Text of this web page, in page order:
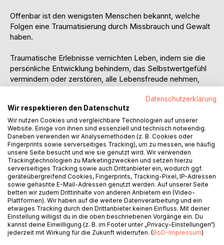
Offenbar ist den wenigsten Menschen bekannt, welche
Folgen eine Traumatisierung durch Missbrauch und Gewalt
haben.
Traumatische Erlebnisse vernichten Leben, indem sie die
persönliche Entwicklung behindern, das Selbstwertgefühl
vermindern oder zerstören, alle Lebensfreude nehmen,
Menschen in die Isolation treiben, in vielen Situationen
hilflos, handlungsunfähig machen und nicht zuletzt auch zu
körperlichen Krankheiten führen – und das oft
jahrzehntelang, ein Leben lang.
Die Opfer solcher Traumatisierung leben ohne Recht auf
eigene Gefühle, ohne Recht auf einen eigenen Willen.
Irgendwann haben sie begonnen, alles, was ihnen angetan
wurde und was sich in veränderter Form im späteren Leben
immer wiederholt, als normal anzusehen und hinzunehmen.
Sie können sich nicht zur Wehr setzen. Sie verdrängen, bis
sie überzeugt sind, ihnen ist gar nichts geschehen. Und
dazu braucht es keineswegs immer eine „Monsterfigur,“
die das Opfer vielleicht jahrelang gefangen hält und immer
wieder vergewaltigt und schwängert. Schon ein sehr viel
Datenschutzerklärung
Wir respektieren den Datenschutz
Wir nutzen Cookies und vergleichbare Technologien auf unserer
Website. Einige von ihnen sind essenziell und technisch notwendig.
Daneben verwenden wir Analysemethoden (z. B. Cookies oder
Fingerprints sowie serverseitiges Tracking), um zu messen, wie häufig
unsere Seite besucht und wie sie genutzt wird. Wir verwenden
Trackingtechnologien zu Marketingzwecken und setzen hierzu
serverseitiges Tracking sowie auch Drittanbieter ein, wodurch ggf.
geräteübergreifend Cookies, Fingerprints, Tracking-Pixel, IP-Adressen
sowie gehashte E-Mail-Adressen genutzt werden. Auf unserer Seite
betten wir zudem Drittinhalte von anderen Anbietern ein (Video-
Plattformen). Wir haben auf die weitere Datenverarbeitung und ein
etwaiges Tracking durch den Drittanbieter keinen Einfluss. Mit deiner
Einstellung willigst du in die oben beschriebenen Vorgänge ein. Du
kannst deine Einwilligung (z. B. im Footer unter „Privacy-Einstellungen“)
jederzeit mit Wirkung für die Zukunft widerrufen. (BoD-Impressum)